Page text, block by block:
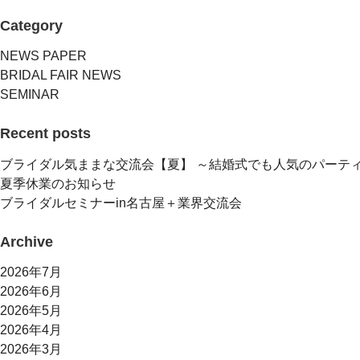
Category
NEWS PAPER
BRIDAL FAIR NEWS
SEMINAR
Recent posts
ブライダル気ままな交流会【夏】 ～結婚式でも人気のパーテ
夏季休業のお知らせ
ブライダルセミナーin名古屋＋業界交流会
Archive
2026年7月
2026年6月
2026年5月
2026年4月
2026年3月